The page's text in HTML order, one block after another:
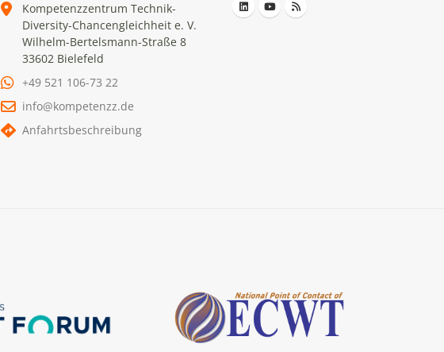
Kompetenzzentrum Technik-
Diversity-Chancengleichheit e. V.
Wilhelm-Bertelsmann-Straße 8
33602 Bielefeld
+49 521 106-73 22
info@kompetenzz.de
Anfahrtsbeschreibung